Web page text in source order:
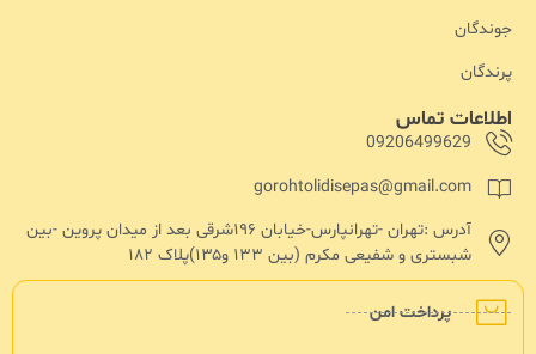
پرداخت امن
اطلاعات تماس
09206499629
gorohtolidisepas@gmail.com
آدرس :تهران -تهرانپارس-خیابان ۱۹۶شرقی بعد از میدان پروین -بین
شبستری و شفیعی مکرم (بین ۱۳۳ و۱۳۵)پلاک ۱۸۲
جوندگان
پرندگان